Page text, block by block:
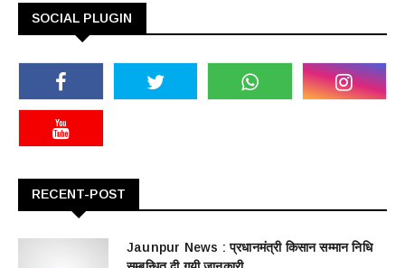
SOCIAL PLUGIN
RECENT-POST
Jaunpur News : ​प्रधानमंत्री किसान सम्मान निधि